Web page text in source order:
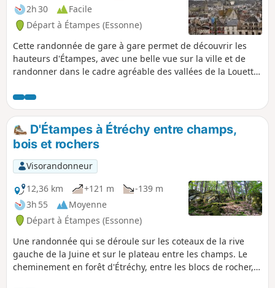
2h 30
Facile
Départ à Étampes (Essonne)
Cette randonnée de gare à gare permet de découvrir les
hauteurs d'Étampes, avec une belle vue sur la ville et de
randonner dans le cadre agréable des vallées de la Louette
randonnée en rejoignant la gare de départ (1,8km de plus)
et d'en profiter pour visiter cette petite ville qui le mérite.
D'Étampes à Étréchy entre champs,
bois et rochers
Visorandonneur
12,36 km
+121 m
-139 m
3h 55
Moyenne
Départ à Étampes (Essonne)
Une randonnée qui se déroule sur les coteaux de la rive
gauche de la Juine et sur le plateau entre les champs. Le
cheminement en forêt d'Étréchy, entre les blocs de rocher,